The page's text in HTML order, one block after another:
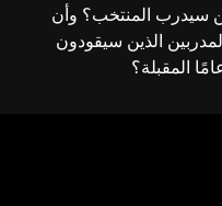
سيدرب المنتخب؟ وأن
الذين سيقودون
المقبلة؟